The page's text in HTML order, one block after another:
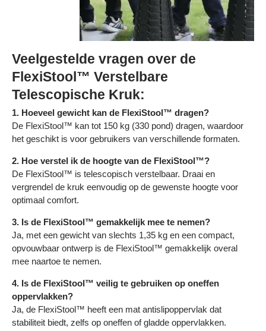
Veelgestelde vragen over de
FlexiStool™ Verstelbare
Telescopische Kruk:
1. Hoeveel gewicht kan de FlexiStool™ dragen?
De FlexiStool™ kan tot 150 kg (330 pond) dragen, waardoor
het geschikt is voor gebruikers van verschillende formaten.
2. Hoe verstel ik de hoogte van de FlexiStool™?
De FlexiStool™ is telescopisch verstelbaar. Draai en
vergrendel de kruk eenvoudig op de gewenste hoogte voor
optimaal comfort.
3. Is de FlexiStool™ gemakkelijk mee te nemen?
Ja, met een gewicht van slechts 1,35 kg en een compact,
opvouwbaar ontwerp is de FlexiStool™ gemakkelijk overal
mee naartoe te nemen.
4. Is de FlexiStool™ veilig te gebruiken op oneffen
oppervlakken?
Ja, de FlexiStool™ heeft een mat antislipoppervlak dat
stabiliteit biedt, zelfs op oneffen of gladde oppervlakken.